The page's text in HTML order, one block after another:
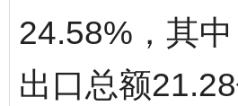
24.58%，其
出口总额